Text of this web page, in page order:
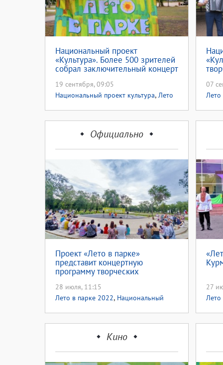
Национальный проект
«Культура». Более 500 зрителей
собрал заключительный концерт
19 сентября, 09:05
Национальный проект культура, Лето
07
Лето
Официально
Проект «Лето в парке»
представит концертную
программу творческих
района
28 июля, 11:15
Лето в парке 2022, Национальный
27
Лето
Кино